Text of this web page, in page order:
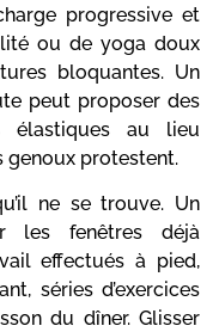
progressive et
ou de yoga doux
bloquantes. Un
peut proposer des
élastiques au lieu
genoux protestent.
ne se trouve. Un
les fenêtres déjà
effectués à pied,
séries d’exercices
du dîner. Glisser